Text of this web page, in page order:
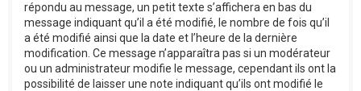
répondu au message, un petit texte s’affichera en bas du
message indiquant qu’il a été modifié, le nombre de fois qu’il
a été modifié ainsi que la date et l’heure de la dernière
modification. Ce message n’apparaîtra pas si un modérateur
ou un administrateur modifie le message, cependant ils ont la
possibilité de laisser une note indiquant qu’ils ont modifié le